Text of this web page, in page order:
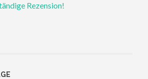
Rezension!